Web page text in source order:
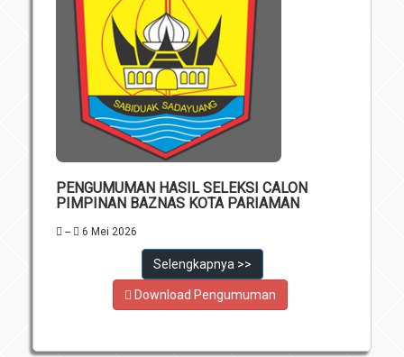
PENGUMUMAN HASIL SELEKSI CALON
PIMPINAN BAZNAS KOTA PARIAMAN
-- 6 Mei 2026
Selengkapnya >>
Download Pengumuman